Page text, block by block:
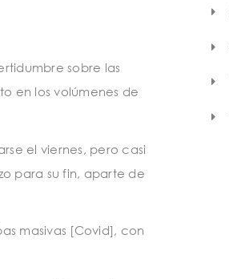
sobre las
en los volúmenes de
el viernes, pero casi
para su fin, aparte de
masivas [Covid], con